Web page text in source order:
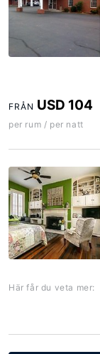
FRÅN USD 104
per rum / per natt
Här får du veta mer: